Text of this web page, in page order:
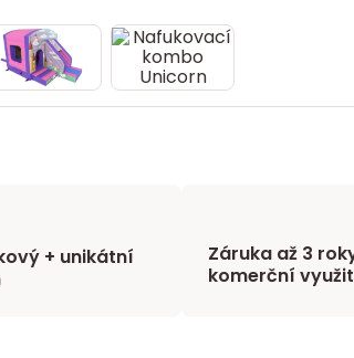
+ unikátní
Záruka až 3
komerční